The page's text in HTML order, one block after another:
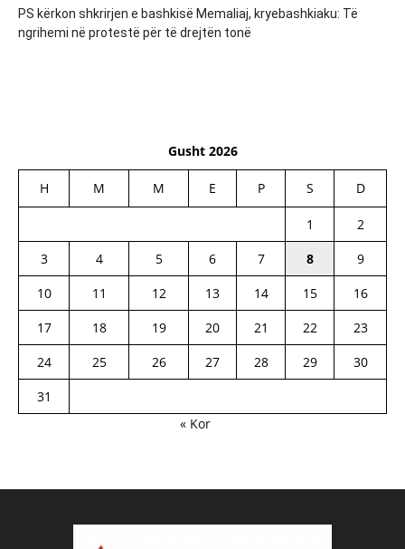
PS kërkon shkrirjen e bashkisë Memaliaj, kryebashkiaku: Të
ngrihemi në protestë për të drejtën tonë
Gusht 2026
H M M E P S D
1
2
3
4 5 6 7 8
9
10
11 12 13 14 15
16
17
18 19 20 21 22
23
24
25 26 27 28 29
30
31
« Kor